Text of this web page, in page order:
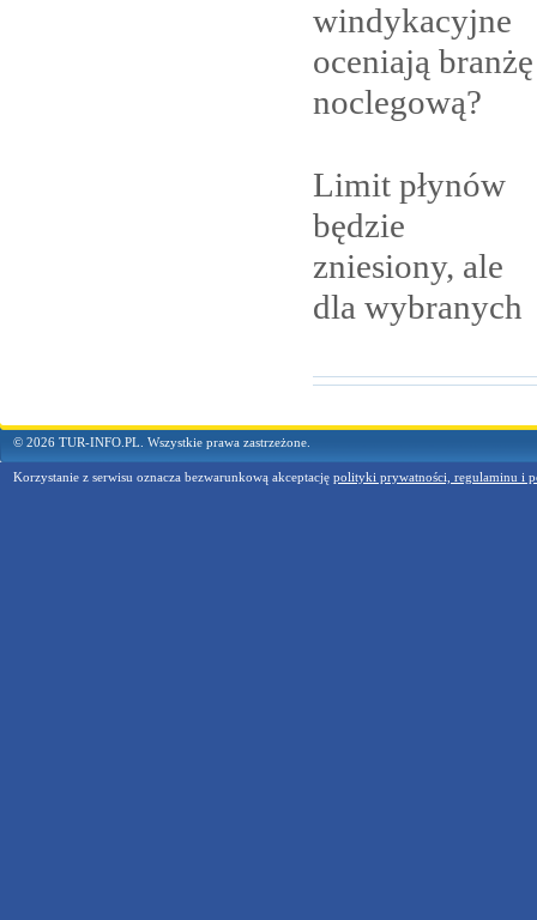
windykacyjne
oceniają branżę
noclegową?
Limit płynów
będzie
zniesiony, ale
dla wybranych
© 2026 TUR-INFO.PL. Wszystkie prawa zastrzeżone.
Korzystanie z serwisu oznacza bezwarunkową akceptację polityki prywatności, regulaminu i